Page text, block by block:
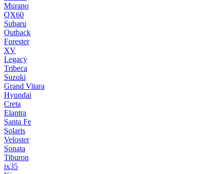
Murano
QX60
Subaru
Outback
Forester
XV
Legacy
Tribeca
Suzuki
Grand Vitara
Hyundai
Creta
Elantra
Santa Fe
Solaris
Veloster
Sonata
Tiburon
ix35